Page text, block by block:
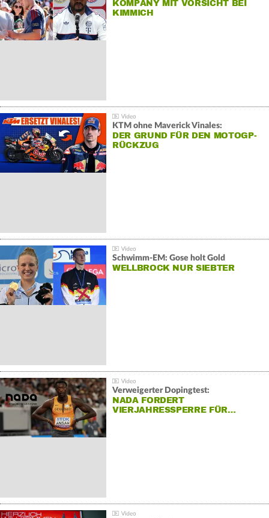
KOMPANY MIT VORSICHT BEI
KIMMICH
KTM ohne Maverick Vinales:
DER GRUND FÜR DEN MOTOGP-
RÜCKZUG
Schwimm-EM: Gose holt Gold
WELLBROCK NUR SIEBTER
Verweigerter Dopingtest:
NADA FORDERT
VIERJAHRESSPERRE FÜR…